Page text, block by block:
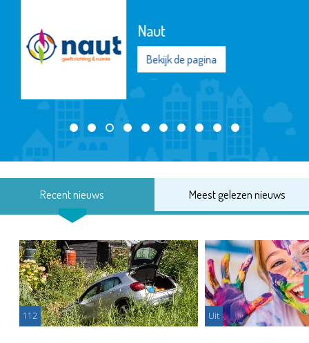
Naut
Bekijk de pagina
Recent nieuws Meest gelezen nieuws
112 Uit